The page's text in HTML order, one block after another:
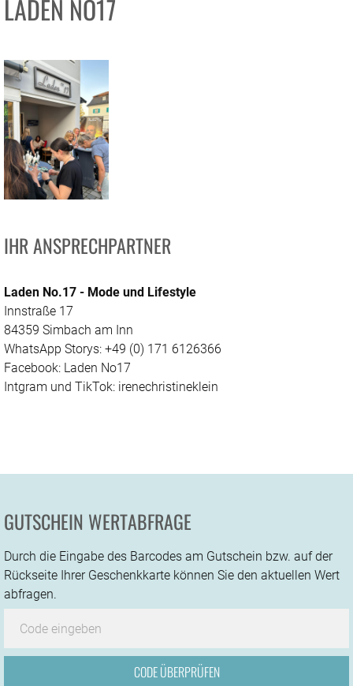
LADEN NO17
IHR ANSPRECHPARTNER
Laden No.17 - Mode und Lifestyle
Innstraße 17
84359 Simbach am Inn
WhatsApp Storys: +49 (0) 171 6126366
Facebook: Laden No17
Intgram und TikTok: irenechristineklein
GUTSCHEIN WERTABFRAGE
Durch die Eingabe des Barcodes am Gutschein bzw. auf der
Rückseite Ihrer Geschenkkarte können Sie den aktuellen Wert
abfragen.